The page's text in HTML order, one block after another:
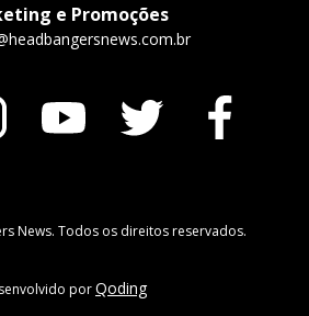
e Promoções
News. Todos os direitos reservados.
porQoding